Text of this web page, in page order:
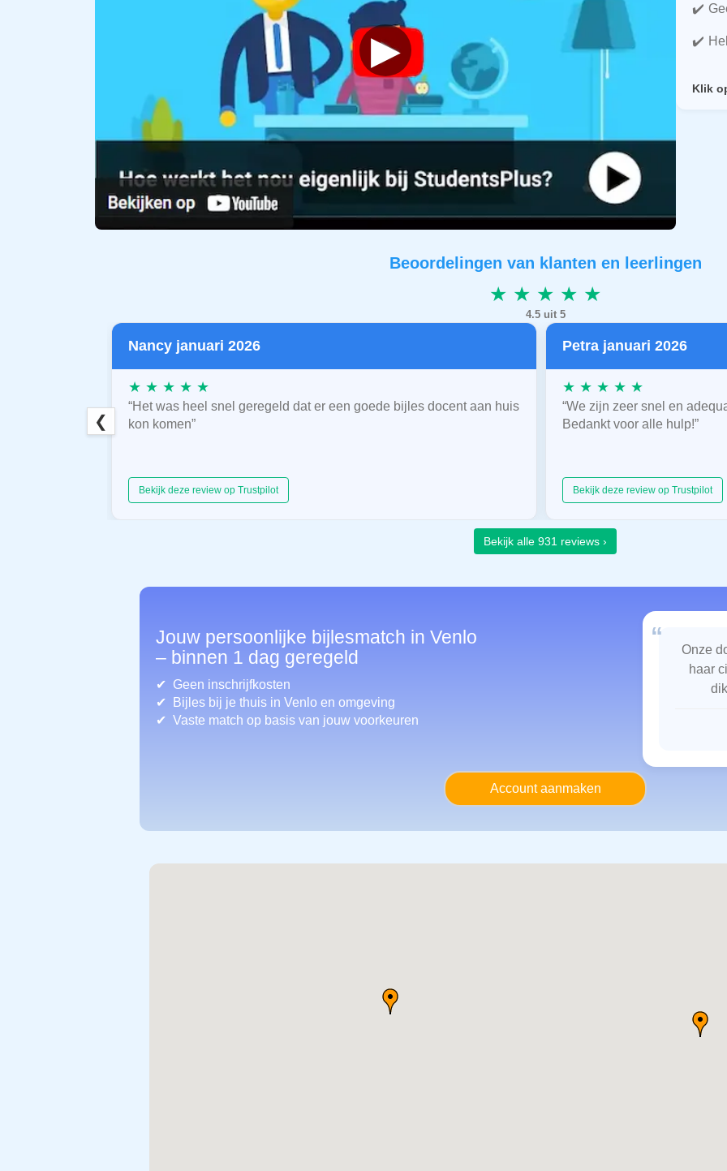
▶
Klik
Beoordelingen van klanten en leerlingen
★ ★ ★ ★ ★
4.5 uit 5
Nancy januari 2026
★ ★ ★ ★ ★
“Het was heel snel geregeld dat er een goede bijles docent aan huis
kon komen”
Bekijk deze review op Trustpilot
Petra januari 2026
★ ★ ★ ★ ★
“We zijn zeer snel en
Bedankt voor alle hulp!”
Bekijk deze review op Trustpilot
❮
Bekijk alle 931 reviews ›
Jouw persoonlijke bijlesmatch in Venlo
– binnen 1 dag geregeld
Geen inschrijfkosten
Bijles bij je thuis in Venlo en omgeving
Vaste match op basis van jouw voorkeuren
“
Onze
haar
Account aanmaken